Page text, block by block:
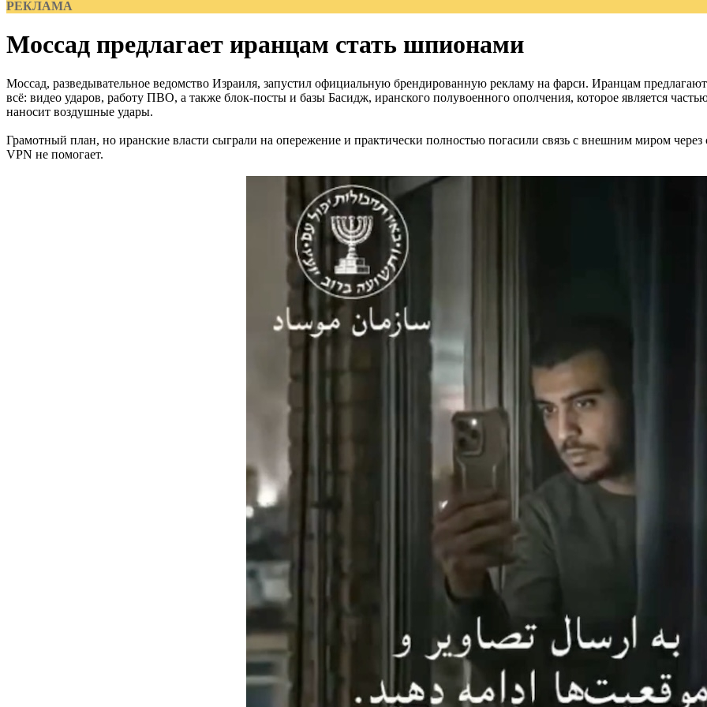
РЕКЛАМА
Моссад предлагает иранцам стать шпионами
Моссад, разведывательное ведомство Израиля, запустил официальную брендированную рекламу на фарси. Иранцам
всё: видео ударов, работу ПВО, а также блок-посты и базы Басидж, иранского полувоенного ополчения, которое является
наносит воздушные удары.
Грамотный план, но иранские власти сыграли на опережение и практически полностью погасили связь с внешним миром
VPN не помогает.